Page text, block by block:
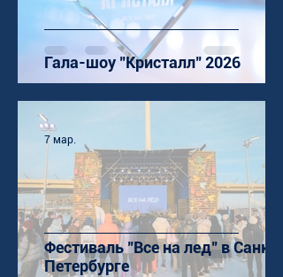
Гала-шоу "Кристалл" 2026
Фестиваль "Все на лед" в Санкт-
Петербурге
7 мар.